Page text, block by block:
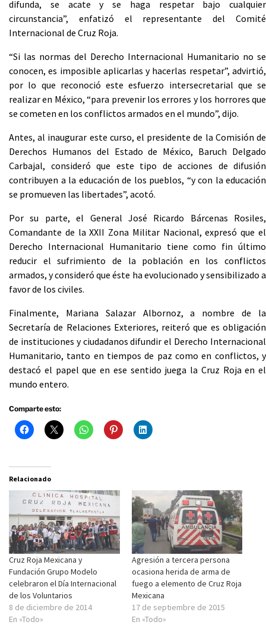
difunda, se acate y se haga respetar bajo cualquier
circunstancia”, enfatizó el representante del Comité
Internacional de Cruz Roja.
“Si las normas del Derecho Internacional Humanitario no se
conocen, es imposible aplicarlas y hacerlas respetar”, advirtió,
por lo que reconoció este esfuerzo intersecretarial que se
realizar en México, “para prevenir los errores y los horrores que
se cometen en los conflictos armados en el mundo”, dijo.
Antes, al inaugurar este curso, el presidente de la Comisión de
Derechos Humanos del Estado de México, Baruch Delgado
Carbajal, consideró que este tipo de acciones de difusión
contribuyen a la educación de los pueblos, “y con la educación
se promueven las libertades”, acotó.
Por su parte, el General José Ricardo Bárcenas Rosiles,
Comandante de la XXII Zona Militar Nacional, expresó que el
Derecho Internacional Humanitario tiene como fin último
reducir el sufrimiento de la población en los conflictos
armados, y consideró que éste ha evolucionado y sensibilizado a
favor de los civiles.
Finalmente, Mariana Salazar Albornoz, a nombre de la
Secretaría de Relaciones Exteriores, reiteró que es obligación
de instituciones y ciudadanos difundir el Derecho Internacional
Humanitario, tanto en tiempos de paz como en conflictos, y
destacó el papel que en ese sentido juega la Cruz Roja en el
mundo entero.
Comparte esto:
Relacionado
Cruz Roja Mexicana y
Fundación Grupo Modelo
celebraron el Día Internacional
de los Voluntarios
8 de diciembre de 2014
En «Todo»
Agresión a tercera persona
ocasiona herida de arma de
fuego a elemento de Cruz Roja
Mexicana
17 de septiembre de 2015
En «Todo»